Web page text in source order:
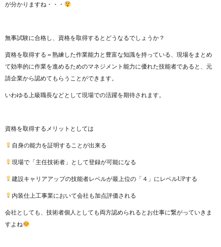
が分かりますね・・・
無事試験に合格し、資格を取得するとどうなるでしょうか？
資格を取得する＝熟練した作業能力と豊富な知識を持っている、現場をまとめ
て効率的に作業を進めるためのマネジメント能力に優れた技能者であると、元
請企業から認めてもらうことができます。
いわゆる上級職長などとして現場での活躍を期待されます。
資格を取得するメリットとしては
自身の能力を証明することが出来る
現場で「主任技術者」として登録が可能になる
建設キャリアアップの技能者レベルが最上位の「４」にレベルUPする
内装仕上工事業において会社も加点評価される
会社としても、技術者個人としても両方認められるとお仕事に繋がっていきま
すよね